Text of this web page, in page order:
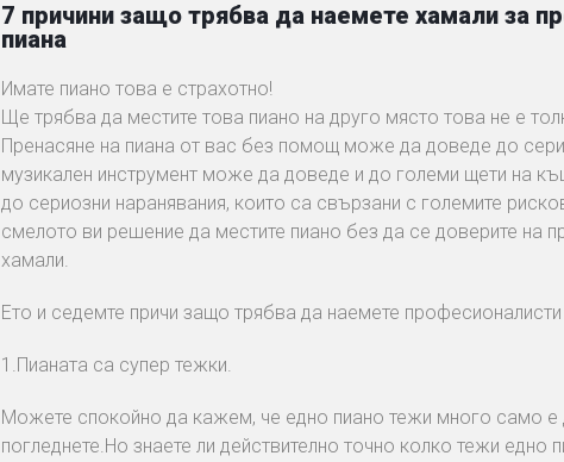
7 причини защо трябва да наемете хамали за
пиана
Имате пиано това е страхотно!
Ще трябва да местите това пиано на друго място това не е
Пренасяне на пиана от вас без помощ може да доведе до
музикален инструмент може да доведе и до големи щети на
до сериозни наранявания, които са свързани с големите
смелото ви решение да местите пиано без да се доверите на
хамали.
Ето и седемте причи защо трябва да наемете професионалисти
1.Пианата са супер тежки.
Можете спокойно да кажем, че едно пиано тежи много само е
погледнете.Но знаете ли действително точно колко тежи едно